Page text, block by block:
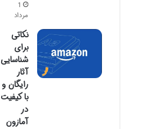
1
مرداد
نکاتی
برای
شناسایی
آثار
رایگان و
با کیفیت
در
آمازون